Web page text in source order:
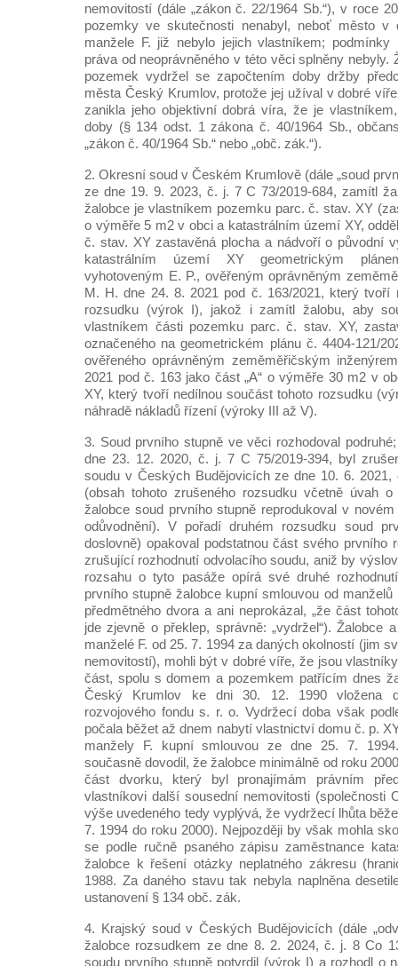
nemovitostí (dále „zákon č. 22/1964 Sb.“), v roce
pozemky ve skutečnosti nenabyl, neboť město v
manžele F. již nebylo jejich vlastníkem; podmínky
práva od neoprávněného v této věci splněny nebyly.
pozemek vydržel se započtením doby držby
města Český Krumlov, protože jej užíval v dobré
zanikla jeho objektivní dobrá víra, že je
doby (§ 134 odst. 1 zákona č. 40/1964 Sb.,
„zákon č. 40/1964 Sb.“ nebo „obč. zák.“).
2. Okresní soud v Českém Krumlově (dále „soud
ze dne 19. 9. 2023, č. j. 7 C 73/2019-684, zamítl
žalobce je vlastníkem pozemku parc. č. stav. XY
o výměře 5 m2 v obci a katastrálním území XY,
č. stav. XY zastavěná plocha a nádvoří o původní
katastrálním území XY geometrickým
vyhotoveným E. P., ověřeným oprávněným
M. H. dne 24. 8. 2021 pod č. 163/2021, který tvoří
rozsudku (výrok I), jakož i zamítl žalobu, aby
vlastníkem části pozemku parc. č. stav. XY,
označeného na geometrickém plánu č. 4404-121/
ověřeného oprávněným zeměměřičským
2021 pod č. 163 jako část „A“ o výměře 30 m2 v
XY, který tvoří nedílnou součást tohoto rozsudku
náhradě nákladů řízení (výroky III až V).
3. Soud prvního stupně ve věci rozhodoval
dne 23. 12. 2020, č. j. 7 C 75/2019-394, byl
soudu v Českých Budějovicích ze dne 10. 6. 2021,
(obsah tohoto zrušeného rozsudku včetně úvah
žalobce soud prvního stupně reprodukoval v
odůvodnění). V pořadí druhém rozsudku soud
doslovně) opakoval podstatnou část svého prvního
zrušující rozhodnutí odvolacího soudu, aniž by
rozsahu o tyto pasáže opírá své druhé
prvního stupně žalobce kupní smlouvou od manželů
předmětného dvora a ani neprokázal, „že část
jde zjevně o překlep, správně: „vydržel“). Žalobce
manželé F. od 25. 7. 1994 za daných okolností (jim
nemovitostí), mohli být v dobré víře, že jsou
část, spolu s domem a pozemkem patřícím dnes
Český Krumlov ke dni 30. 12. 1990 vložena
rozvojového fondu s. r. o. Vydržecí doba však
počala běžet až dnem nabytí vlastnictví domu č. p.
manžely F. kupní smlouvou ze dne 25. 7.
současně dovodil, že žalobce minimálně od roku
část dvorku, který byl pronajímám právním
vlastníkovi další sousední nemovitosti (společnosti
výše uvedeného tedy vyplývá, že vydržecí lhůta
7. 1994 do roku 2000). Nejpozději by však mohla
se podle ručně psaného zápisu zaměstnance
žalobce k řešení otázky neplatného zákresu
1988. Za daného stavu tak nebyla naplněna
ustanovení § 134 obč. zák.
4. Krajský soud v Českých Budějovicích (dále
žalobce rozsudkem ze dne 8. 2. 2024, č. j. 8 Co
soudu prvního stupně potvrdil (výrok I) a rozhodl o